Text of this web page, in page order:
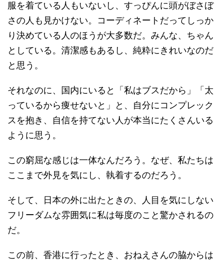
服を着ている人もいないし、すっぴんに頭がぼさぼ
さの人も見かけない。コーディネートだってしっか
り決めている人のほうが大多数だ。みんな、ちゃん
としている。清潔感もあるし、純粋にきれいなのだ
と思う。
それなのに、国内にいると「私はブスだから」「太
っているから痩せないと」と、自分にコンプレック
スを抱き、自信を持てない人が本当にたくさんいる
ように思う。
この窮屈な感じは一体なんだろう。なぜ、私たちは
ここまで外見を気にし、執着するのだろう。
そして、日本の外に出たときの、人目を気にしない
フリーダムな雰囲気に私は毎度のこと驚かされるの
だ。
この前、香港に行ったとき、おねえさんの脇からは